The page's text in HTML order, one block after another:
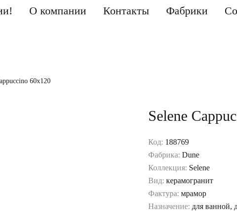
О компании Контакты Фабрики
60x120
Selene
Код: 188769
Фабрика: Dune
Коллекция: Selene
Вид: керамогранит
Фактура: мрамор
Назначение: для ванной,